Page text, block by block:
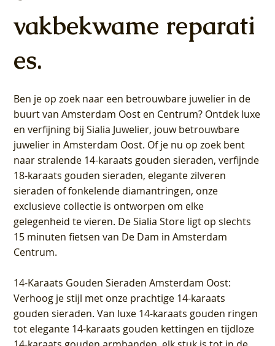
vakbekwame reparati
es.
Ben je op zoek naar een betrouwbare juwelier in de
buurt van Amsterdam Oost en Centrum? Ontdek luxe
en verfijning bij Sialia Juwelier, jouw betrouwbare
juwelier in Amsterdam Oost. Of je nu op zoek bent
naar stralende 14-karaats gouden sieraden, verfijnde
18-karaats gouden sieraden, elegante zilveren
sieraden of fonkelende diamantringen, onze
exclusieve collectie is ontworpen om elke
gelegenheid te vieren. De Sialia Store ligt op slechts
15 minuten fietsen van De Dam in Amsterdam
Centrum.
14-Karaats Gouden Sieraden Amsterdam Oost:
Verhoog je stijl met onze prachtige 14-karaats
gouden sieraden. Van luxe 14-karaats gouden ringen
tot elegante 14-karaats gouden kettingen en tijdloze